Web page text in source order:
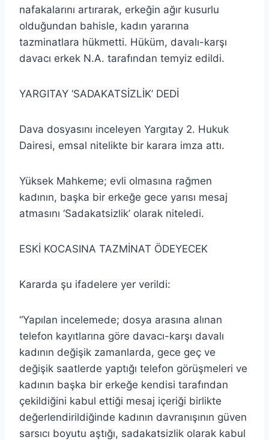
nafakalarını artırarak, erkeğin ağır kusurlu
olduğundan bahisle, kadın yararına
tazminatlara hükmetti. Hüküm, davalı-karşı
davacı erkek N.A. tarafından temyiz edildi.
YARGITAY ‘SADAKATSİZLİK’ DEDİ
Dava dosyasını inceleyen Yargıtay 2. Hukuk
Dairesi, emsal nitelikte bir karara imza attı.
Yüksek Mahkeme; evli olmasına rağmen
kadının, başka bir erkeğe gece yarısı mesaj
atmasını ‘Sadakatsizlik’ olarak niteledi.
ESKİ KOCASINA TAZMİNAT ÖDEYECEK
Kararda şu ifadelere yer verildi:
“Yapılan incelemede; dosya arasına alınan
telefon kayıtlarına göre davacı-karşı davalı
kadının değişik zamanlarda, gece geç ve
değişik saatlerde yaptığı telefon görüşmeleri ve
kadının başka bir erkeğe kendisi tarafından
çekildiğini kabul ettiği mesaj içeriği birlikte
değerlendirildiğinde kadının davranışının güven
sarsıcı boyutu aştığı, sadakatsizlik olarak kabul